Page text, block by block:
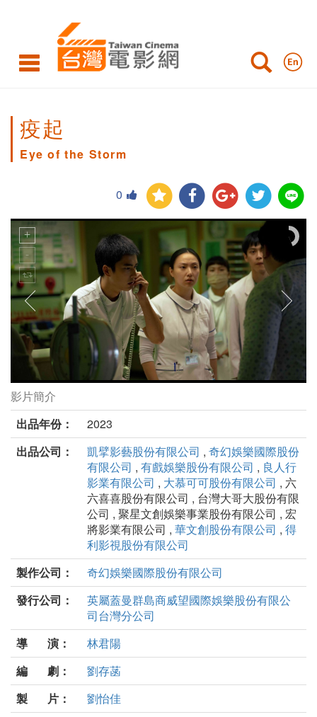
疫起
Eye of the Storm
0
疫起劇照
影片簡介
出品年份：
2023
出品公司：
凱擘影藝股份有限公司 , 奇幻娛樂國際股份
有限公司 , 有戲娛樂股份有限公司 , 良人行
影業有限公司 , 大慕可可股份有限公司 , 六
六喜喜股份有限公司 , 台灣大哥大股份有限
公司 , 聚星文創娛樂事業股份有限公司 , 宏
將影業有限公司 , 華文創股份有限公司 , 得
利影視股份有限公司
製作公司：
奇幻娛樂國際股份有限公司
發行公司：
英屬蓋曼群島商威望國際娛樂股份有限公
司台灣分公司
導 演：
林君陽
編 劇：
劉存菡
製 片：
劉怡佳